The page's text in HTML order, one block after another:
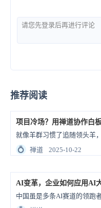
推荐阅读
项目冷场？用禅道协作白
💍
禅道 2025-10-22
AI变革，企业如何应用AI
中国虽是多条AI赛道的领跑